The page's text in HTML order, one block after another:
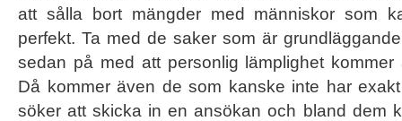
att sålla bort mängder med människor som
perfekt. Ta med de saker som är
sedan på med att personlig lämplighet
Då kommer även de som kanske inte har
söker att skicka in en ansökan och bland dem